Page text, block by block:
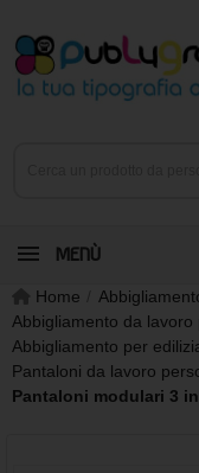
MENÙ
Home
Abbigliamento da lavoro
Abbigliamento per
Pantaloni da lavoro
Pantaloni modulari 3